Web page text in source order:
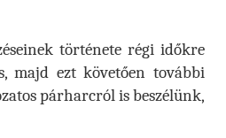
története régi időkre
majd ezt követően további
párharcról is beszélünk,